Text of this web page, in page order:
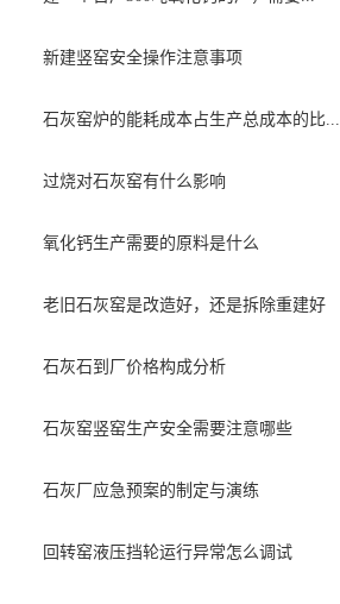
新建竖窑安全操作注意事项
石灰窑炉的能耗成本占生产总成本的比...
过烧对石灰窑有什么影响
氧化钙生产需要的原料是什么
老旧石灰窑是改造好，还是拆除重建好
石灰石到厂价格构成分析
石灰窑竖窑生产安全需要注意哪些
石灰厂应急预案的制定与演练
回转窑液压挡轮运行异常怎么调试